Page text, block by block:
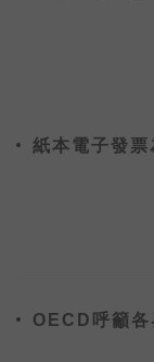
紙本電子發
OECD呼籲